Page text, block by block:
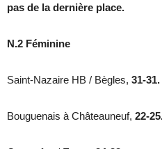
pas de la dernière place.
N.2 Féminine
Saint-Nazaire HB / Bègles, 31-31.
Bouguenais à Châteauneuf, 22-